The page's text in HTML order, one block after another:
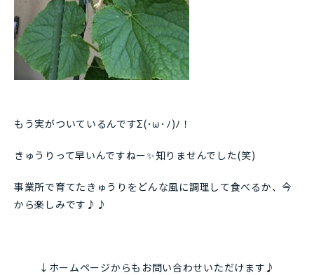
もう実がついているんですΣ(･ω･ﾉ)ﾉ！
きゅうりって早いんですねー✨知りませんでした(笑)
事業所で育てたきゅうりをどんな風に調理して食べるか、今
から楽しみです♪♪
↓ホームページからもお問い合わせいただけます♪